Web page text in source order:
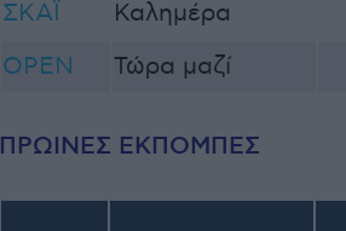
ΣΚΑΪ
Καλημέρα
OPEN
Τώρα μαζί
ΠΡΩΙΝΕΣ ΕΚΠΟΜΠΕΣ